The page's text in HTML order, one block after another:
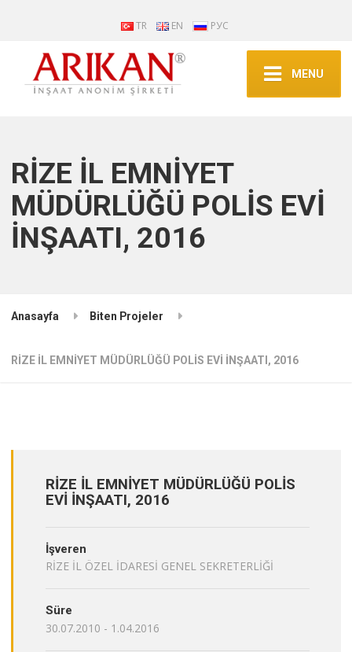
TR EN РУС
MENU
RİZE İL EMNİYET
MÜDÜRLÜĞÜ POLİS EVİ
İNŞAATI, 2016
Anasayfa Biten Projeler
RİZE İL EMNİYET MÜDÜRLÜĞÜ POLİS EVİ İNŞAATI, 2016
RİZE İL EMNİYET MÜDÜRLÜĞÜ POLİS
EVİ İNŞAATI, 2016
İşveren
RİZE İL ÖZEL İDARESİ GENEL SEKRETERLİĞİ
Süre
30.07.2010 - 1.04.2016